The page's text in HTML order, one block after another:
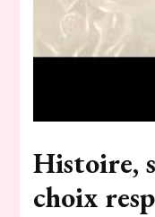
Histoire,
choix